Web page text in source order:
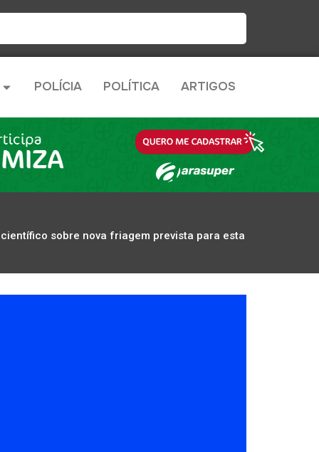
POLÍCIA POLÍTICA ARTIGOS
sobre nova friagem prevista para esta